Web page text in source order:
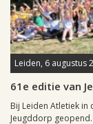
Leiden, 6 augustus
61e editie van
Bij Leiden Atletiek in
Jeugddorp